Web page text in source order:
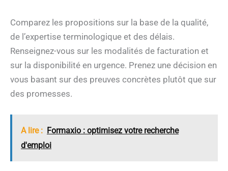
Comparez les propositions sur la base de la qualité,
de l’expertise terminologique et des délais.
Renseignez-vous sur les modalités de facturation et
sur la disponibilité en urgence. Prenez une décision en
vous basant sur des preuves concrètes plutôt que sur
des promesses.
A lire : Formaxio : optimisez votre recherche
d'emploi